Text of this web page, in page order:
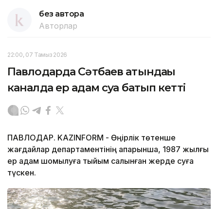
без автора
Авторлар
22:00, 07 Тамыз 2026
Павлодарда Сәтбаев атындағы
каналда ер адам суға батып кетті
ПАВЛОДАР. KAZINFORM - Өңірлік төтенше
жағдайлар департаментінің ақпарынша, 1987 жылғы
ер адам шомылуға тыйым салынған жерде суға
түскен.